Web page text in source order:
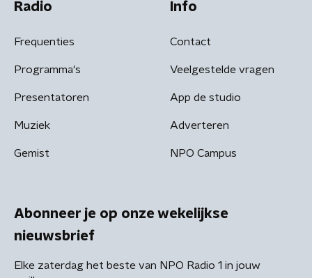
Radio
Frequenties
Programma's
Presentatoren
Muziek
Gemist
Info
Contact
Veelgestelde vragen
App de studio
Adverteren
NPO Campus
Abonneer je op onze wekelijkse
nieuwsbrief
Elke zaterdag het beste van NPO Radio 1 in jouw